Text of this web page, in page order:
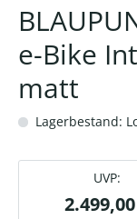
e-Bike
matt
Lagerbestand:
UVP: